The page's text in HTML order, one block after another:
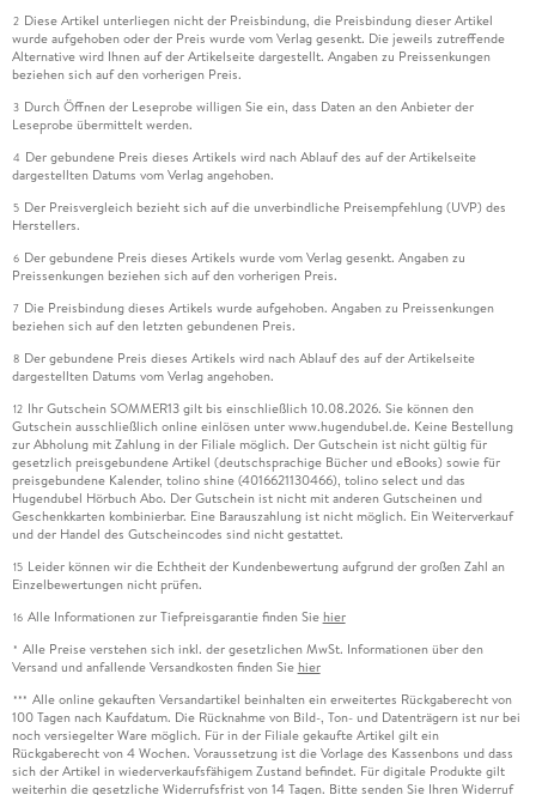
2 Diese Artikel unterliegen nicht der Preisbindung, die Preisbindung dieser Artikel
wurde aufgehoben oder der Preis wurde vom Verlag gesenkt. Die jeweils zutreffende
Alternative wird Ihnen auf der Artikelseite dargestellt. Angaben zu Preissenkungen
beziehen sich auf den vorherigen Preis.
3 Durch Öffnen der Leseprobe willigen Sie ein, dass Daten an den Anbieter der
Leseprobe übermittelt werden.
4 Der gebundene Preis dieses Artikels wird nach Ablauf des auf der Artikelseite
dargestellten Datums vom Verlag angehoben.
5 Der Preisvergleich bezieht sich auf die unverbindliche Preisempfehlung (UVP) des
Herstellers.
6 Der gebundene Preis dieses Artikels wurde vom Verlag gesenkt. Angaben zu
Preissenkungen beziehen sich auf den vorherigen Preis.
7 Die Preisbindung dieses Artikels wurde aufgehoben. Angaben zu Preissenkungen
beziehen sich auf den letzten gebundenen Preis.
8 Der gebundene Preis dieses Artikels wird nach Ablauf des auf der Artikelseite
dargestellten Datums vom Verlag angehoben.
12 Ihr Gutschein SOMMER13 gilt bis einschließlich 10.08.2026. Sie können den
Gutschein ausschließlich online einlösen unter www.hugendubel.de. Keine Bestellung
zur Abholung mit Zahlung in der Filiale möglich. Der Gutschein ist nicht gültig für
gesetzlich preisgebundene Artikel (deutschsprachige Bücher und eBooks) sowie für
preisgebundene Kalender, tolino shine (4016621130466), tolino select und das
Hugendubel Hörbuch Abo. Der Gutschein ist nicht mit anderen Gutscheinen und
Geschenkkarten kombinierbar. Eine Barauszahlung ist nicht möglich. Ein Weiterverkauf
und der Handel des Gutscheincodes sind nicht gestattet.
15 Leider können wir die Echtheit der Kundenbewertung aufgrund der großen Zahl an
Einzelbewertungen nicht prüfen.
16 Alle Informationen zur Tiefpreisgarantie finden Sie hier
* Alle Preise verstehen sich inkl. der gesetzlichen MwSt. Informationen über den
Versand und anfallende Versandkosten finden Sie hier
*** Alle online gekauften Versandartikel beinhalten ein erweitertes Rückgaberecht von
100 Tagen nach Kaufdatum. Die Rücknahme von Bild-, Ton- und Datenträgern ist nur bei
noch versiegelter Ware möglich. Für in der Filiale gekaufte Artikel gilt ein
Rückgaberecht von 4 Wochen. Voraussetzung ist die Vorlage des Kassenbons und dass
sich der Artikel in wiederverkaufsfähigem Zustand befindet. Für digitale Produkte gilt
weiterhin die gesetzliche Widerrufsfrist von 14 Tagen. Bitte senden Sie Ihren Widerruf